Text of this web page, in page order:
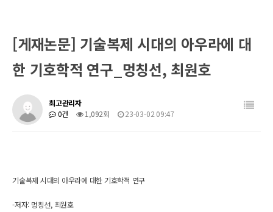
[게재논문] 기술복제 시대의 아우라에 대
한 기호학적 연구_멍칭선, 최원호
최고관리자
0건
1,092회 23-03-02 09:47
기술복제 시대의 아우라에 대한 기호학적 연구
-저자: 멍칭선, 최원호